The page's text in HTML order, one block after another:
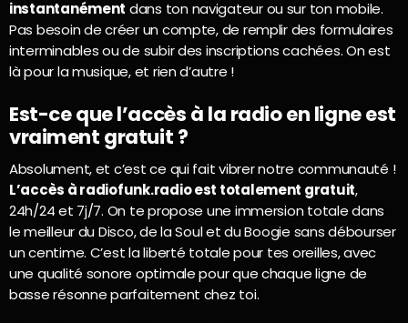
instantanément dans ton navigateur ou sur ton mobile.
Pas besoin de créer un compte, de remplir des formulaires
interminables ou de subir des inscriptions cachées. On est
là pour la musique, et rien d’autre !
Est-ce que l’accès à la radio en ligne est
vraiment gratuit ?
Absolument, et c’est ce qui fait vibrer notre communauté !
L’accès à radiofunk.radio est totalement gratuit,
24h/24 et 7j/7. On te propose une immersion totale dans
le meilleur du Disco, de la Soul et du Boogie sans débourser
un centime. C’est la liberté totale pour tes oreilles, avec
une qualité sonore optimale pour que chaque ligne de
basse résonne parfaitement chez toi.